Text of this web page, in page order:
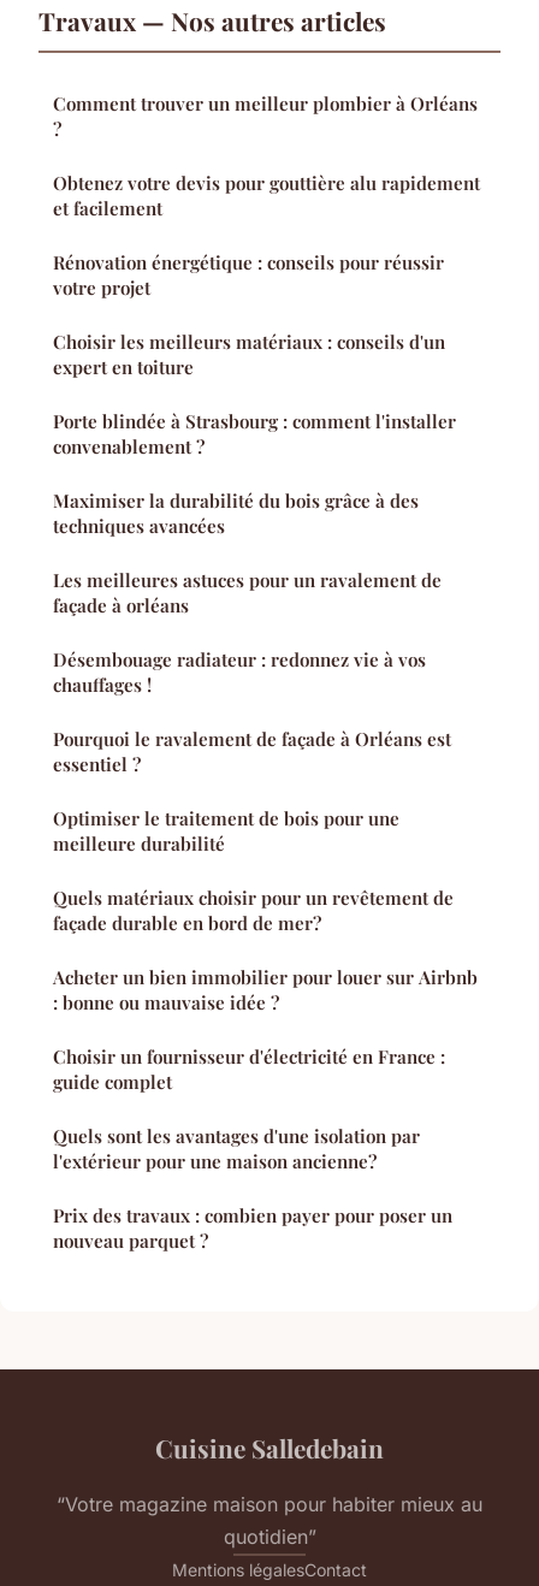
Travaux — Nos autres articles
Comment trouver un meilleur plombier à Orléans
?
Obtenez votre devis pour gouttière alu rapidement
et facilement
Rénovation énergétique : conseils pour réussir
votre projet
Choisir les meilleurs matériaux : conseils d'un
expert en toiture
Porte blindée à Strasbourg : comment l'installer
convenablement ?
Maximiser la durabilité du bois grâce à des
techniques avancées
Les meilleures astuces pour un ravalement de
façade à orléans
Désembouage radiateur : redonnez vie à vos
chauffages !
Pourquoi le ravalement de façade à Orléans est
essentiel ?
Optimiser le traitement de bois pour une
meilleure durabilité
Quels matériaux choisir pour un revêtement de
façade durable en bord de mer?
Acheter un bien immobilier pour louer sur Airbnb
: bonne ou mauvaise idée ?
Choisir un fournisseur d'électricité en France :
guide complet
Quels sont les avantages d'une isolation par
l'extérieur pour une maison ancienne?
Prix des travaux : combien payer pour poser un
nouveau parquet ?
Cuisine Salledebain
“Votre magazine maison pour habiter mieux au
quotidien”
Mentions légalesContact